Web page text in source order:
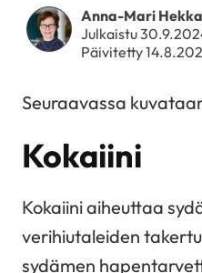
Anna-Mari
Julkaistu
Päivitetty
Seuraavassa
Kokaiini
Kokaiini aiheuttaa
verihiutaleiden
sydämen